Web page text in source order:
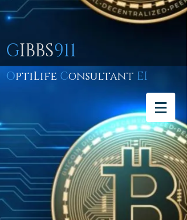
GIBBS911
OptiLife Consultant EI